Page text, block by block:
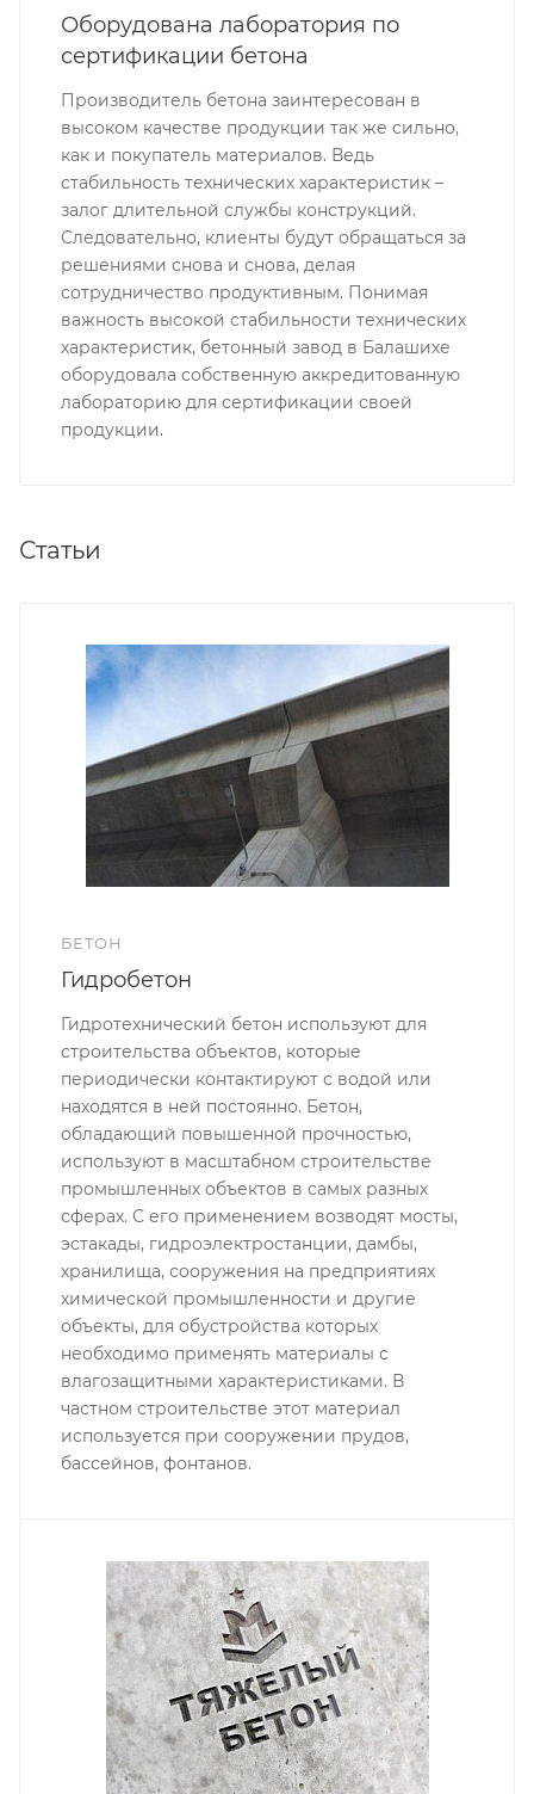
Оборудована лаборатория по
сертификации бетона
Производитель бетона заинтересован в
высоком качестве продукции так же сильно,
как и покупатель материалов. Ведь
стабильность технических характеристик –
залог длительной службы конструкций.
Следовательно, клиенты будут обращаться за
решениями снова и снова, делая
сотрудничество продуктивным. Понимая
важность высокой стабильности технических
характеристик, бетонный завод в Балашихе
оборудовала собственную аккредитованную
лабораторию для сертификации своей
продукции.
Статьи
БЕТОН
Гидробетон
Гидротехнический бетон используют для
строительства объектов, которые
периодически контактируют с водой или
находятся в ней постоянно. Бетон,
обладающий повышенной прочностью,
используют в масштабном строительстве
промышленных объектов в самых разных
сферах. С его применением возводят мосты,
эстакады, гидроэлектростанции, дамбы,
хранилища, сооружения на предприятиях
химической промышленности и другие
объекты, для обустройства которых
необходимо применять материалы с
влагозащитными характеристиками. В
частном строительстве этот материал
используется при сооружении прудов,
бассейнов, фонтанов.